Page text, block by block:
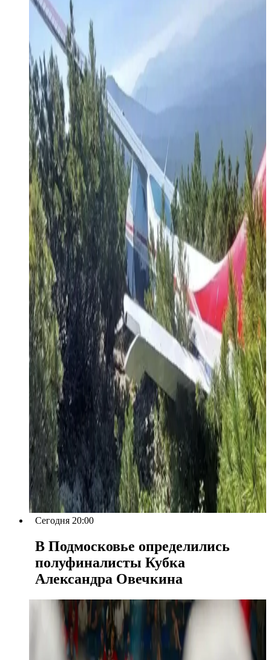
Сегодня 20:00
В Подмосковье определились
полуфиналисты Кубка
Александра Овечкина